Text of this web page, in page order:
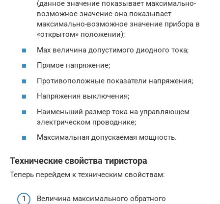
(данное значение показывает максимально-
возможное значение она показывает
максимально-возможное значение прибора в
«открытом» положении);
Max величина допустимого диодного тока;
Прямое напряжение;
Противоположные показатели напряжения;
Напряжения выключения;
Наименьший размер тока на управляющем
электрическом проводнике;
Максимальная допускаемая мощность.
Технические свойства тиристора
Теперь перейдем к техническим свойствам:
Величина максимального обратного